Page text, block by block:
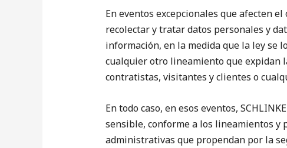
En eventos excepcionales que afecten
recolectar y tratar datos personales y
información, en la medida que la ley se
cualquier otro lineamiento que expidan
contratistas, visitantes y clientes o
En todo caso, en esos eventos,
sensible, conforme a los lineamientos y
administrativas que propendan por la